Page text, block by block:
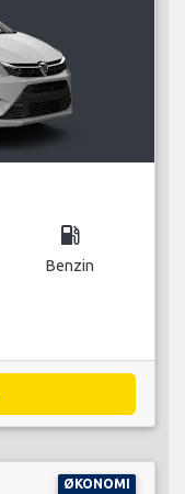
local_gas_station
Benzin
ØKONOMI